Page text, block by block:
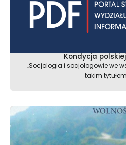
Kondycja
„Socjologia i socjologowie we
takim